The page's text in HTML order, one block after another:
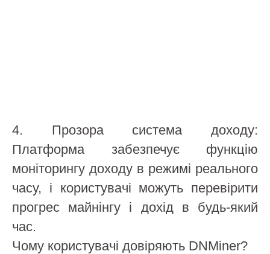
4. Прозора система доходу:
Платформа забезпечує функцію
моніторингу доходу в режимі реального
часу, і користувачі можуть перевірити
прогрес майнінгу і дохід в будь-який
час.
Чому користувачі довіряють DNMiner?